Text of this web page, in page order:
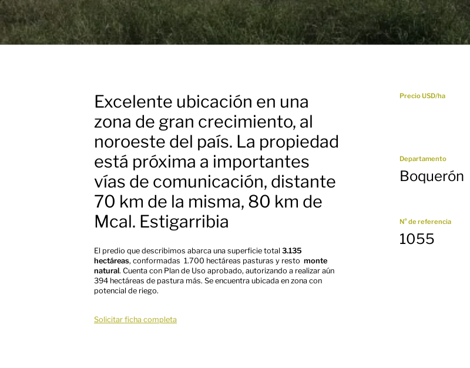
Excelente ubicación en una
zona de gran crecimiento, al
noroeste del país. La propiedad
está próxima a importantes
vías de comunicación, distante
70 km de la misma, 80 km de
Mcal. Estigarribia
El predio que describimos abarca una superficie total 3.135
hectáreas, conformadas 1.700 hectáreas pasturas y resto monte
natural. Cuenta con Plan de Uso aprobado, autorizando a realizar aún
394 hectáreas de pastura más. Se encuentra ubicada en zona con
potencial de riego.
Solicitar ficha completa
Precio USD/ha
Departamento
Boquerón
N° de referencia
1055